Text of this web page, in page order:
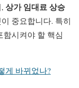
상가 임대료 상승
중요합니다. 특히
시켜야 할 핵심
게 바뀌었나?